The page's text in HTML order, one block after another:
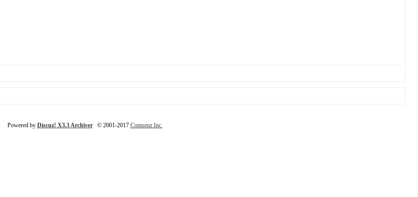
Powered by Discuz! X3.3 Archiver© 2001-2017 Comsenz Inc.